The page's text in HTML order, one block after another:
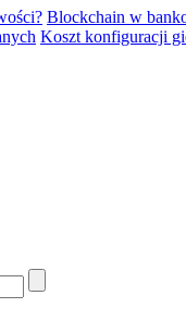
Blockchain w
Koszt konfiguracji